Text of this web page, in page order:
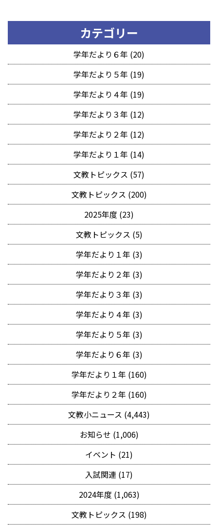
カテゴリー
学年だより６年 (20)
学年だより５年 (19)
学年だより４年 (19)
学年だより３年 (12)
学年だより２年 (12)
学年だより１年 (14)
文教トピックス (57)
文教トピックス (200)
2025年度 (23)
文教トピックス (5)
学年だより１年 (3)
学年だより２年 (3)
学年だより３年 (3)
学年だより４年 (3)
学年だより５年 (3)
学年だより６年 (3)
学年だより１年 (160)
学年だより２年 (160)
文教小ニュース (4,443)
お知らせ (1,006)
イベント (21)
入試関連 (17)
2024年度 (1,063)
文教トピックス (198)